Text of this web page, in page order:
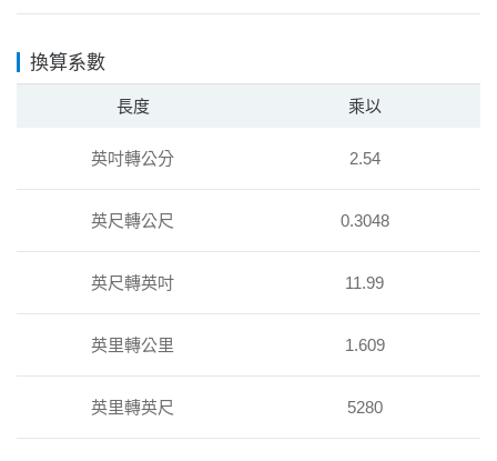
換算系數
長度 乘以
英吋轉公分 2.54
英尺轉公尺 0.3048
英尺轉英吋 11.99
英里轉公里 1.609
英里轉英尺 5280